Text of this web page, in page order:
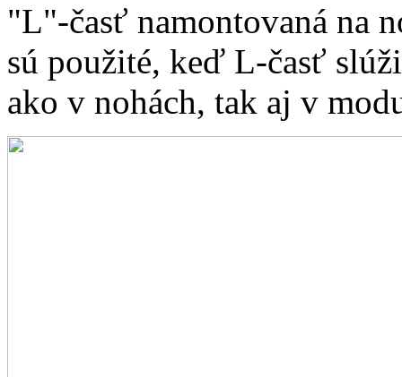
"L"-časť namontovaná na
sú použité, keď L-časť
ako v nohách, tak aj v